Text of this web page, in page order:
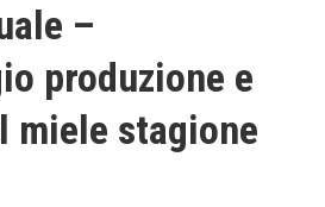
–
produzione e
miele stagione